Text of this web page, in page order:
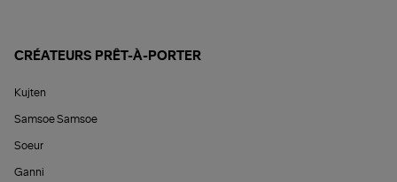
CRÉATEURS PRÊT-À-PORTER
Kujten
Samsoe Samsoe
Soeur
Ganni